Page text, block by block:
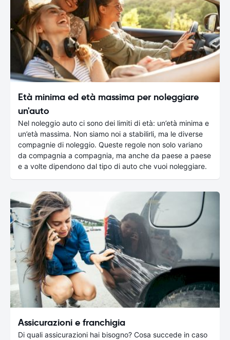
Età minima ed età massima per noleggiare
un'auto
Nel noleggio auto ci sono dei limiti di età: un’età minima e
un’età massima. Non siamo noi a stabilirli, ma le diverse
compagnie di noleggio. Queste regole non solo variano
da compagnia a compagnia, ma anche da paese a paese
e a volte dipendono dal tipo di auto che vuoi noleggiare.
Assicurazioni e franchigia
Di quali assicurazioni hai bisogno? Cosa succede in caso